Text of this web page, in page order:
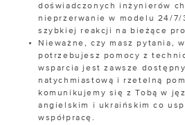
doświadczonych inżynierów
nieprzerwanie w modelu 24/
szybkiej reakcji na bieżące
Nieważne, czy masz pytania,
potrzebujesz pomocy z
wsparcia jest zawsze
natychmiastową i rzetelną
komunikujemy się z Tobą w
angielskim i ukraińskim co
współpracę.